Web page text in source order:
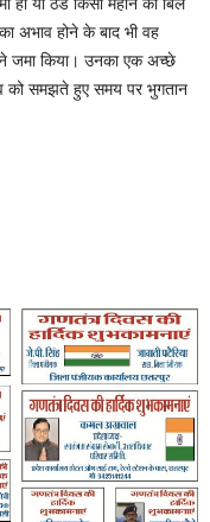
अभाव होने के बाद भी वह
जमा किया। उनका एक अच्छे
को समझते हुए समय पर भुगतान